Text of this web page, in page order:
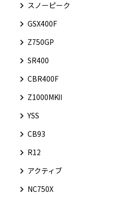
スノーピーク
GSX400F
Z750GP
SR400
CBR400F
Z1000MKⅡ
YSS
CB93
R12
アクティブ
NC750X